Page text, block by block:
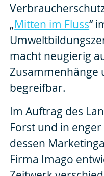
„Mitten im Fluss“
macht neugierig
Zusammenhänge
begreifbar.
Im Auftrag des
Forst und in
dessen
Firma Imago